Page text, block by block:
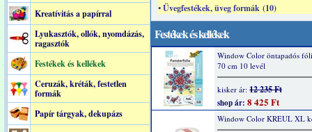
Kreatívitás a papírral
Lyukasztók, ollók, nyomdázás,
ragasztók
Festékek és kellékek
Ceruzák, kréták, festetlen
formák
Papír tárgyak, dekupázs
• Üvegfestékek, üveg formák (10)
Festékek és kellékek
Window Color öntapadós
70 cm 10 levél
kisker ár: 12 235 Ft
shop ár: 8 425 Ft
Window Color KREUL XL